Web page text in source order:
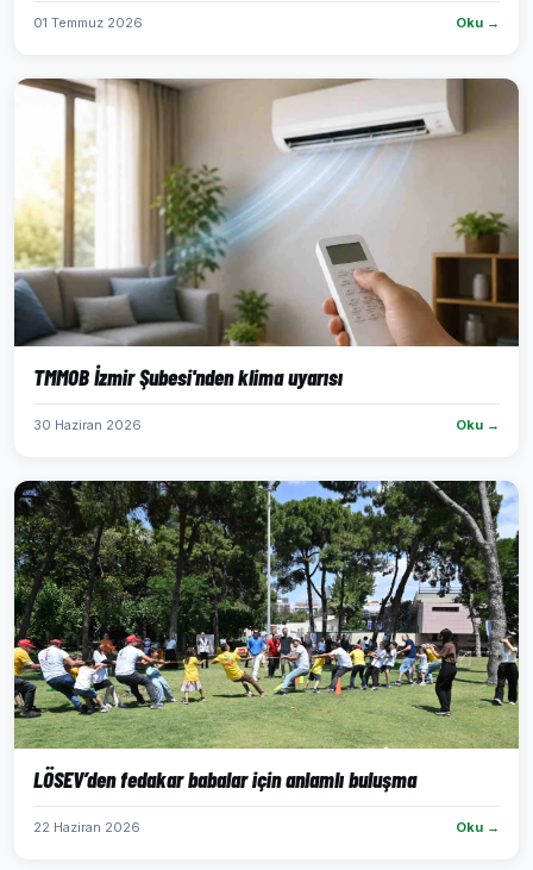
01 Temmuz 2026 Oku →
TMMOB İzmir Şubesi'nden klima uyarısı
30 Haziran 2026 Oku →
LÖSEV’den fedakar babalar için anlamlı buluşma
22 Haziran 2026 Oku →